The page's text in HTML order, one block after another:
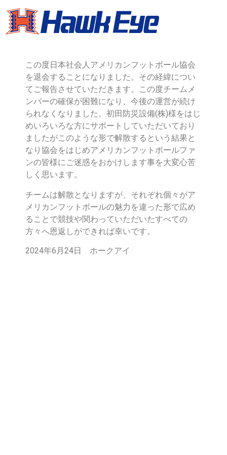
この度日本社会人アメリカンフットボール協会
を退会することになりました。その経緯につい
てご報告させていただきます。この度チームメ
ンバーの確保が困難になり、今後の運営が続け
られなくなりました。初田防災設備(株)様をはじ
めいろいろな方にサポートしていただいており
ましたがこのような形で解散するという結果と
なり協会をはじめアメリカンフットボールファ
ンの皆様にご迷惑をおかけします事を大変心苦
しく思います。
チームは解散となりますが、それぞれ個々がア
メリカンフットボールの魅力を違った形で広め
ることで競技や関わっていただいたすべての
方々へ恩返しができれば幸いです。
2024年6月24日 ホークアイ